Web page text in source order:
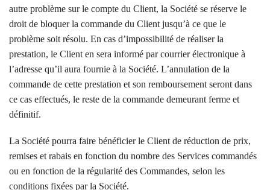
autre problème sur le compte du Client, la Société se réserve le
droit de bloquer la commande du Client jusqu’à ce que le
problème soit résolu. En cas d’impossibilité de réaliser la
prestation, le Client en sera informé par courrier électronique à
l’adresse qu’il aura fournie à la Société. L’annulation de la
commande de cette prestation et son remboursement seront dans
ce cas effectués, le reste de la commande demeurant ferme et
définitif.
La Société pourra faire bénéficier le Client de réduction de prix,
remises et rabais en fonction du nombre des Services commandés
ou en fonction de la régularité des Commandes, selon les
conditions fixées par la Société.